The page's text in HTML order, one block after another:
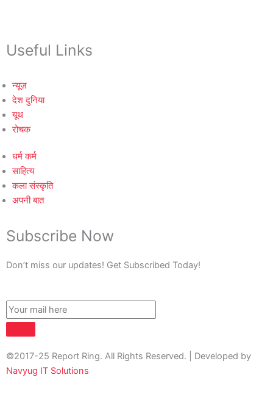
Useful Links
न्यूज़
देश दुनिया
यूथ
रोचक
धर्म कर्म
साहित्य
कला संस्कृति
अपनी बात
Subscribe Now
Don’t miss our updates! Get Subscribed Today!
©2017-25 Report Ring. All Rights Reserved. | Developed by
Navyug IT Solutions